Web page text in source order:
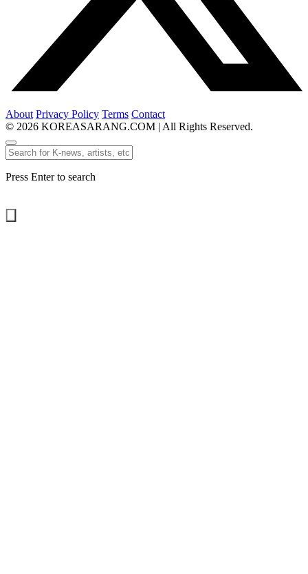
About Privacy Policy Terms Contact
© 2026 KOREASARANG.COM | All Rights Reserved.
Press Enter to search